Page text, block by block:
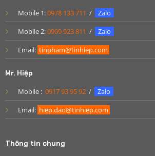
Mobile 1:0978 133 711 /
Zalo
Mobile 2:0909 923 811 /
Zalo
Email: tinpham@tinhiep.com
Mr. Hiệp
Mobile : 0917 93 95 92/
Zalo
Email: hiep.dao@tinhiep.com
Thông tin chung